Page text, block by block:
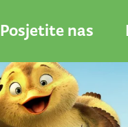
Posjetite nas